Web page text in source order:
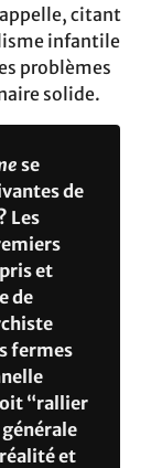
citant
infantile
problèmes
solide.
se
de
Les
et
de
fermes
“rallier
et